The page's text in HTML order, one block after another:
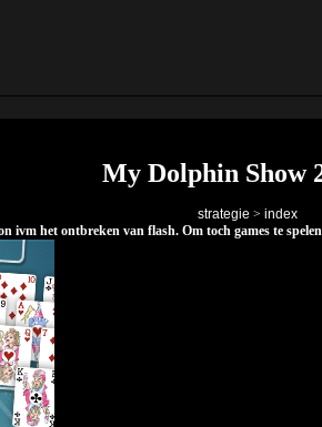
My Dolphin Show
strategie > index
ivm het ontbreken van flash. Om toch games te